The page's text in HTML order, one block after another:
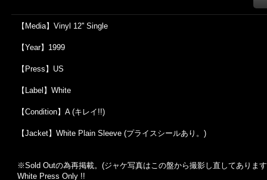
【Media】Vinyl 12'' Single
【Year】1999
【Press】US
【Label】White
【Condition】A (キレイ!!)
【Jacket】White Plain Sleeve (プライスシールあり。)
※Sold Outの為再掲載。(ジャケ写真はこの盤から撮影し直してありま
White Press Only !!